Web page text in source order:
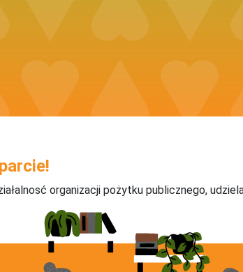
organizacji pożytku publicznego,